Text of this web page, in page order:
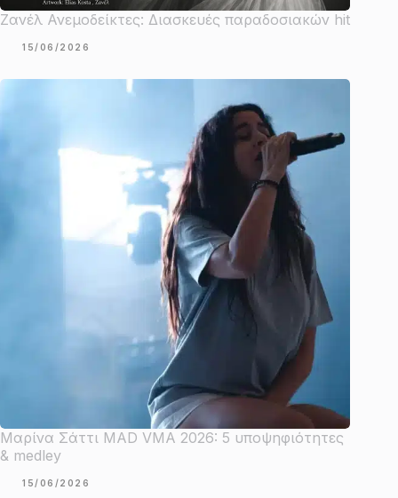
Ζανέλ Ανεμοδείκτες: Διασκευές παραδοσιακών hit
15/06/2026
Μαρίνα Σάττι MAD VMA 2026: 5 υποψηφιότητες
& medley
15/06/2026